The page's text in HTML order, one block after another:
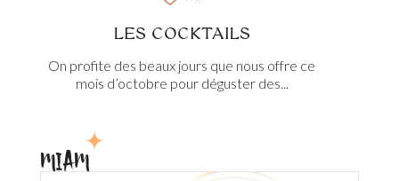
LES COCKTAILS
On profite des beaux jours que nous offre ce
mois d’octobre pour déguster des...
MIAM